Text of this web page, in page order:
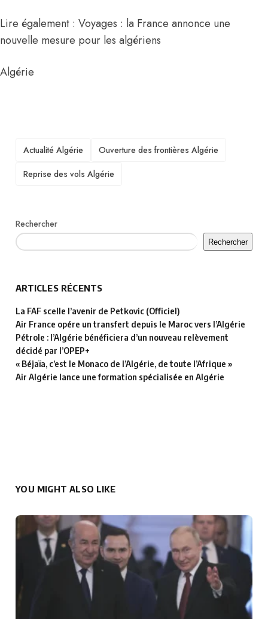
Lire également : Voyages : la France annonce une
nouvelle mesure pour les algériens
Algérie
TAGS
Actualité Algérie
Ouverture des frontières Algérie
Reprise des vols Algérie
Rechercher
Rechercher
ARTICLES RÉCENTS
La FAF scelle l’avenir de Petkovic (Officiel)
Air France opére un transfert depuis le Maroc vers l’Algérie
Pétrole : l’Algérie bénéficiera d’un nouveau relèvement
décidé par l’OPEP+
« Béjaïa, c’est le Monaco de l’Algérie, de toute l’Afrique »
Air Algérie lance une formation spécialisée en Algérie
YOU MIGHT ALSO LIKE